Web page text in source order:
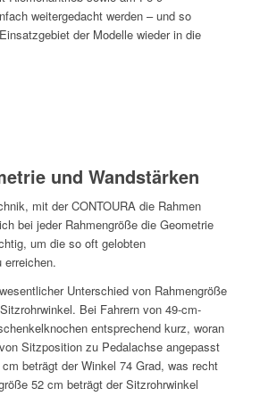
weitergedacht werden – und so
der Modelle wieder in die
und Wandstärken
mit der CONTOURA die Rahmen
bei jeder Rahmengröße die Geometrie
um die so oft gelobten
erreichen.
Unterschied von Rahmengröße
Bei Fahrern von 49-cm-
entsprechend kurz, woran
Sitzposition zu Pedalachse angepasst
beträgt der Winkel 74 Grad, was recht
52 cm beträgt der Sitzrohrwinkel